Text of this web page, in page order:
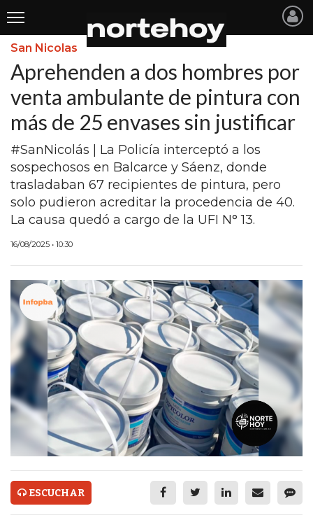
Últimas
Noticias
INICIO
NOTICIAS RECIENTES
SAN NICOLAS
RAMALLO
SAN PEDRO
PAIS
ECONOMÍA Y NEGOCIOS
ULTIMAS NOTICIAS
TEMAS DESTACADOS
TECNOLOGÍA
SERVICIOS
PRONÓSTICO
HORÓSCOPO
San Nicolas
Aprehenden a dos hombres por
venta ambulante de pintura con
más de 25 envases sin justificar
#SanNicolás | La Policía interceptó a los
sospechosos en Balcarce y Sáenz, donde
trasladaban 67 recipientes de pintura, pero
solo pudieron acreditar la procedencia de 40.
La causa quedó a cargo de la UFI N° 13.
16/08/2025 • 10:30
ESCUCHAR